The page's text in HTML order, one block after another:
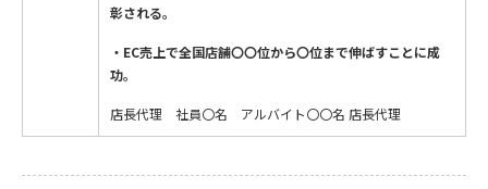
彰される。
・EC売上で全国店舗〇〇位から〇位まで伸ばすことに成
功。
店長代理 社員〇名 アルバイト〇〇名 店長代理